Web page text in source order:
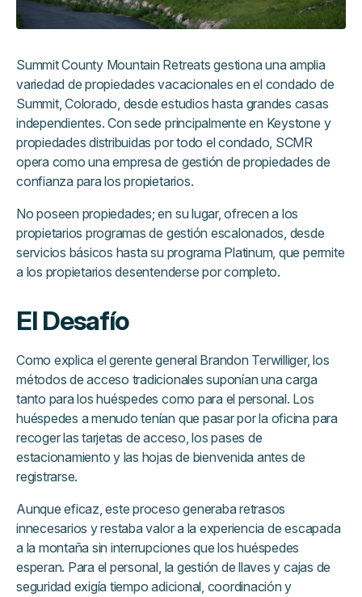
Summit County Mountain Retreats gestiona una amplia
variedad de propiedades vacacionales en el condado de
Summit, Colorado, desde estudios hasta grandes casas
independientes. Con sede principalmente en Keystone y
propiedades distribuidas por todo el condado, SCMR
opera como una empresa de gestión de propiedades de
confianza para los propietarios.
No poseen propiedades; en su lugar, ofrecen a los
propietarios programas de gestión escalonados, desde
servicios básicos hasta su programa Platinum, que permite
a los propietarios desentenderse por completo.
El Desafío
Como explica el gerente general Brandon Terwilliger, los
métodos de acceso tradicionales suponían una carga
tanto para los huéspedes como para el personal. Los
huéspedes a menudo tenían que pasar por la oficina para
recoger las tarjetas de acceso, los pases de
estacionamiento y las hojas de bienvenida antes de
registrarse.
Aunque eficaz, este proceso generaba retrasos
innecesarios y restaba valor a la experiencia de escapada
a la montaña sin interrupciones que los huéspedes
esperan. Para el personal, la gestión de llaves y cajas de
seguridad exigía tiempo adicional, coordinación y